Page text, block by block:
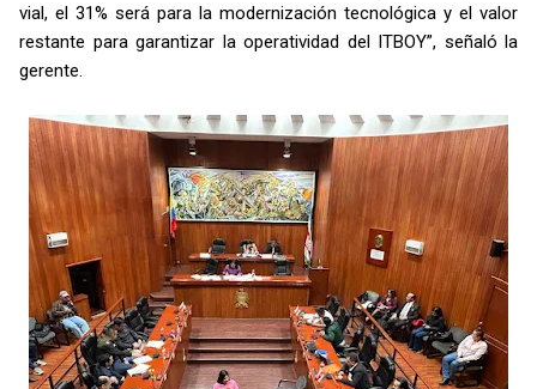
vial, el 31% será para la modernización tecnológica y el valor
restante para garantizar la operatividad del ITBOY”, señaló la
gerente.